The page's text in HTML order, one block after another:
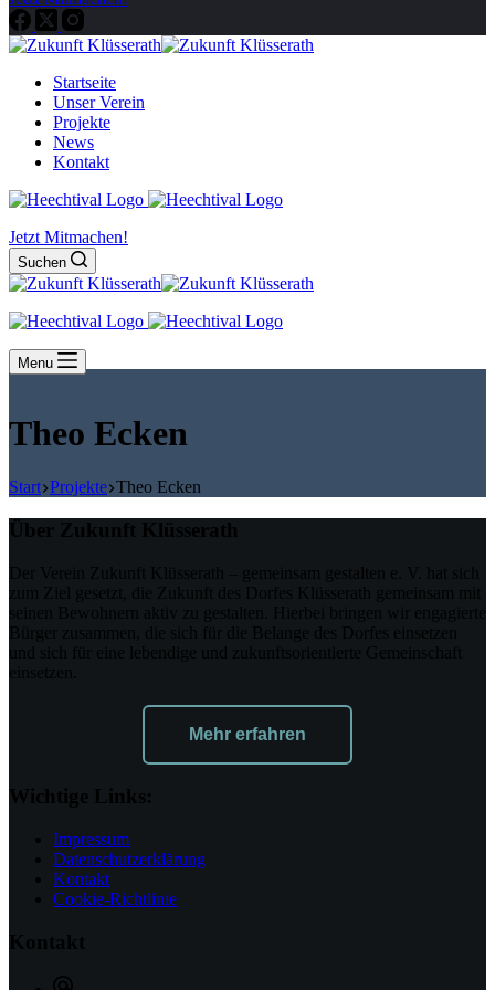
Startseite
Unser Verein
Projekte
News
Kontakt
Jetzt Mitmachen!
Suchen
Menu
Theo Ecken
Start Projekte Theo Ecken
Über Zukunft Klüsserath
Der Verein Zukunft Klüsserath – gemeinsam gestalten e. V. hat sich
zum Ziel gesetzt, die Zukunft des Dorfes Klüsserath gemeinsam mit
seinen Bewohnern aktiv zu gestalten. Hierbei bringen wir engagierte
Bürger zusammen, die sich für die Belange des Dorfes einsetzen
und sich für eine lebendige und zukunftsorientierte Gemeinschaft
einsetzen.
Mehr erfahren
Wichtige Links:
Impressum
Datenschutzerklärung
Kontakt
Cookie-Richtlinie
Kontakt